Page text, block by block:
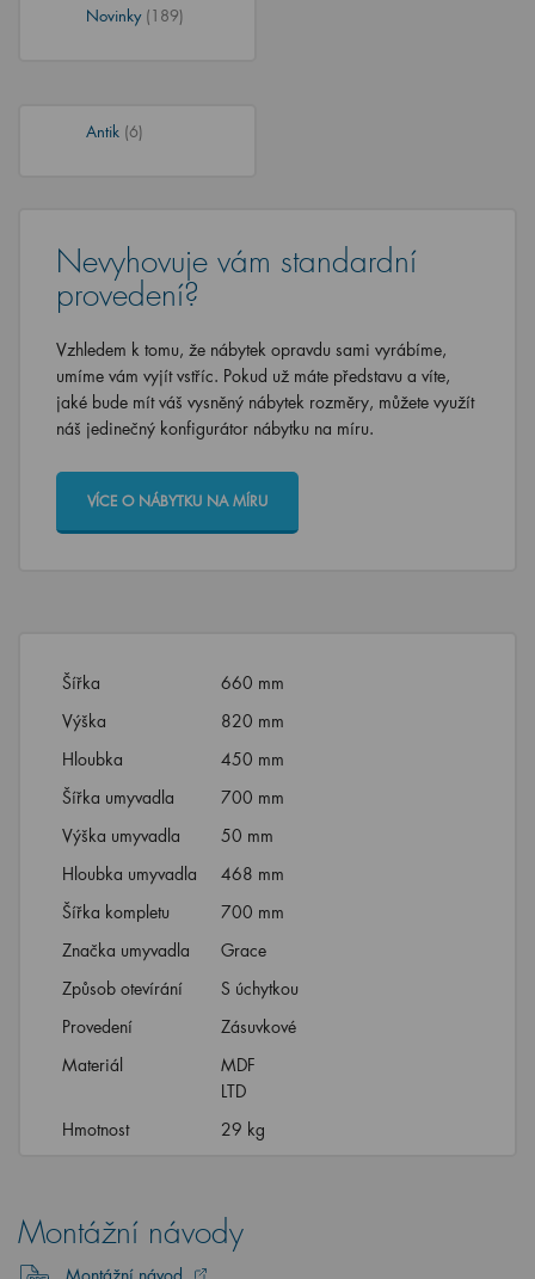
Novinky (189)
Antik (6)
Nevyhovuje vám standardní
provedení?
Vzhledem k tomu, že nábytek opravdu sami vyrábíme,
umíme vám vyjít vstříc. Pokud už máte představu a víte,
jaké bude mít váš vysněný nábytek rozměry, můžete využít
náš jedinečný konfigurátor nábytku na míru.
VÍCE O NÁBYTKU NA MÍRU
Šířka
660 mm
Výška
820 mm
Hloubka
450 mm
Šířka umyvadla
700 mm
Výška umyvadla
50 mm
Hloubka umyvadla
468 mm
Šířka kompletu
700 mm
Značka umyvadla
Grace
Způsob otevírání
S úchytkou
Provedení
Zásuvkové
Materiál
MDF
LTD
Hmotnost
29 kg
Montážní návody